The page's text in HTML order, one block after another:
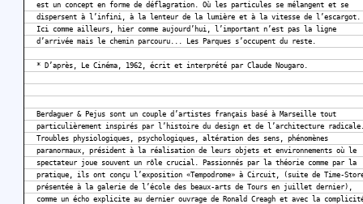
est un concept en forme de déflagration. Où les particules se mélangent et se
dispersent à l’infini, à la lenteur de la lumière et à la vitesse de l’escargot.
Ici comme ailleurs, hier comme aujourd’hui, l’important n’est pas la ligne
d’arrivée mais le chemin parcouru... Les Parques s’occupent du reste.
* D’après, Le Cinéma, 1962, écrit et interprété par Claude Nougaro.
Berdaguer & Pejus sont un couple d’artistes français basé à Marseille tout
particulièrement inspirés par l’histoire du design et de l’architecture
Troubles physiologiques, psychologiques, altération des sens, phénomènes
paranormaux, président à la réalisation de leurs objets et environnements où le
spectateur joue souvent un rôle crucial. Passionnés par la théorie comme par la
pratique, ils ont conçu l’exposition «Tempodrome» à Circuit, (suite de Time-
présentée à la galerie de l’école des beaux-arts de Tours en juillet dernier),
comme un écho explicite au dernier ouvrage de Ronald Creagh et avec la